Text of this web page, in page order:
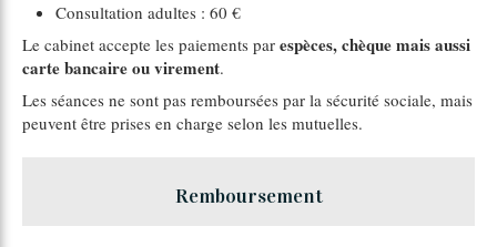
Consultation adultes : 60 €
Le cabinet accepte les paiements par espèces, chèque mais aussi
carte bancaire ou virement.
Les séances ne sont pas remboursées par la sécurité sociale, mais
peuvent être prises en charge selon les mutuelles.
Remboursement